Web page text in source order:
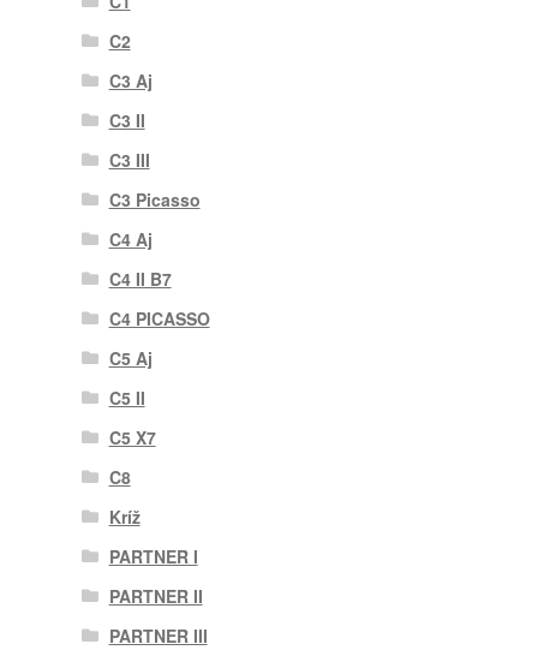
C2
C3 Aj
C3 II
C3 III
C3 Picasso
C4 Aj
C4 II B7
C4 PICASSO
C5 Aj
C5 II
C5 X7
C8
Kríž
PARTNER I
PARTNER II
PARTNER III